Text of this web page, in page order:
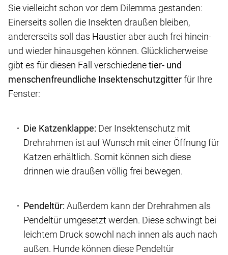
Sie vielleicht schon vor dem Dilemma gestanden:
Einerseits sollen die Insekten draußen bleiben,
andererseits soll das Haustier aber auch frei hinein-
und wieder hinausgehen können. Glücklicherweise
gibt es für diesen Fall verschiedenetier- und
menschenfreundliche Insektenschutzgitterfür Ihre
Fenster:
Die Katzenklappe: Der Insektenschutz mit
Drehrahmen ist auf Wunsch mit einer Öffnung für
Katzen erhältlich. Somit können sich diese
drinnen wie draußen völlig frei bewegen.
Pendeltür: Außerdem kann der Drehrahmen als
Pendeltür umgesetzt werden. Diese schwingt bei
leichtem Druck sowohl nach innen als auch nach
außen. Hunde können diese Pendeltür